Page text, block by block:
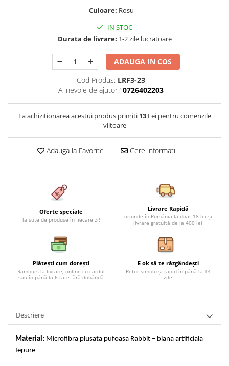
Cearceaf cu elastic 4 piese
Lenjerii Catifea
Cearceaf normal
Lenjerii Pufoase Fluffy/ Rabbit
Bumbac Neted Nesatinat
Lenjerii Satin Premium
Lenjerii Jacquard
Lenjerii Creponate
Lenjerii pentru PASTE
Set Lenjerie + Draperii Pat Dublu
Huse De Pat Tricotate 160x200cm
Huse Impermeabile
Huse Impermeabile 180x200cm
Culoare: Rosu
IN STOC
Durata de livrare: 1-2 zile lucratoare
ADAUGA IN COS
Cod Produs: LRF3-23
Ai nevoie de ajutor? 0726402203
La achizitionarea acestui produs primiti 13Lei pentru comenzile
viitoare
Adauga la Favorite Cere informatii
Oferte speciale
la sute de produse în fiecare zi!
Livrare Rapidă
oriunde în România la doar 18 lei și
livrare gratuită de la 400 lei
Plătești cum dorești
Ramburs la livrare, online cu cardul
sau în până la 6 rate fără dobândă
E ok să te răzgândești
Retur simplu și rapid în până la 14
zile
Descriere
Material: Microfibra plusata pufoasa Rabbit – blana artificiala
Iepure